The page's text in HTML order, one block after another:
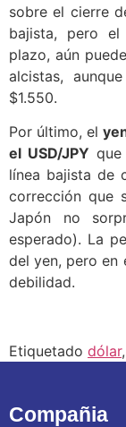
sobre el cierre
bajista, pero
plazo, aún
alcistas,
$1.550.
Por último, el
el USD/JPY
línea bajista de
corrección que
Japón no
esperado). La
del yen, pero en
debilidad.
Etiquetado dólar,
Compañia